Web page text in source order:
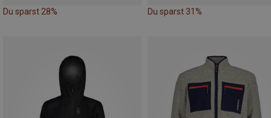
Du sparst 28% Du sparst 31%